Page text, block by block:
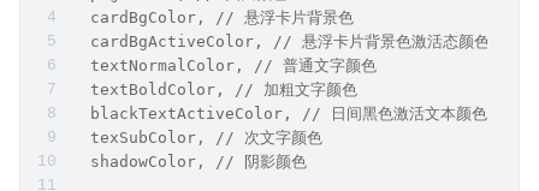
  cardBgColor, // 悬浮卡片背景色
  cardBgActiveColor, // 悬浮卡片背景色激活态颜色
  textNormalColor, // 普通文字颜色
  textBoldColor, // 加粗文字颜色
  blackTextActiveColor, // 日间黑色激活文本颜色
  texSubColor, // 次文字颜色
  shadowColor, // 阴影颜色